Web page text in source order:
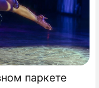
паркете